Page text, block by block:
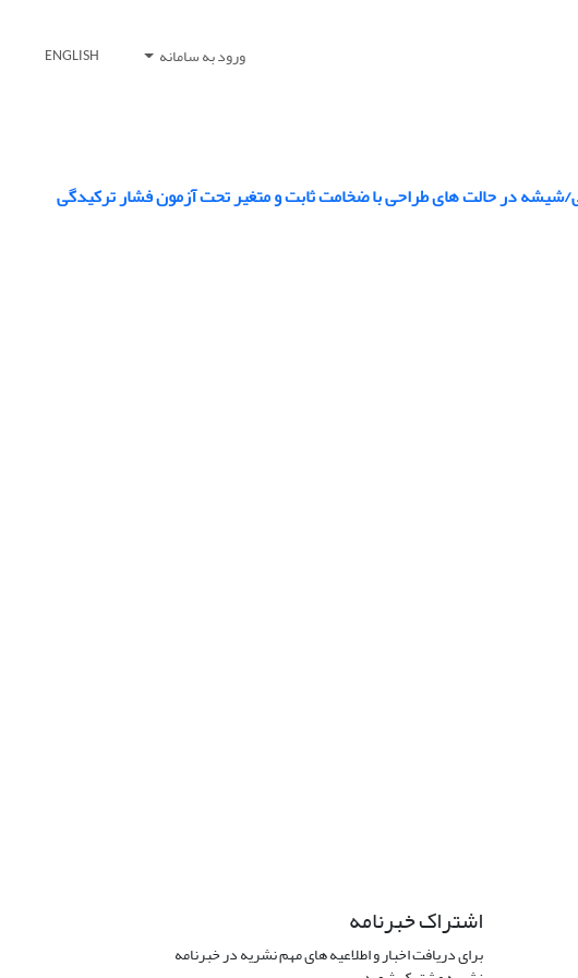
ورود به سامانه ENGLISH
اشتراک خبرنامه
برای دریافت اخبار و اطلاعیه های مهم نشریه در خبرنامه